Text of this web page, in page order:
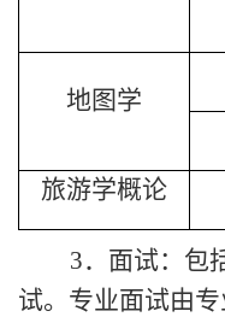
地图学
旅游学概论
3．面试：包
试。专业面试由